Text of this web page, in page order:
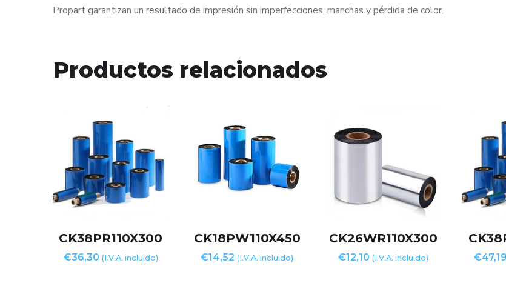
Propart garantizan un resultado de impresión sin imperfecciones, manchas y pérdida de color.
Productos relacionados
CK38PR110X300
€36,30 (I.V.A. incluido)
CK18PW110X450
€14,52 (I.V.A. incluido)
CK26WR110X300
€12,10 (I.V.A. incluido) €47,19